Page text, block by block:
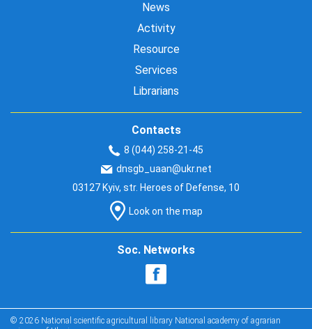
News
Activity
Resource
Services
Librarians
Contacts
8 (044) 258-21-45
dnsgb_uaan@ukr.net
03127 Kyiv, str. Heroes of Defense, 10
Look on the map
Soc. Networks
© 2026 National scientific agricultural library National academy of agrarian